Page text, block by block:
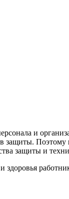
и
защиты. Поэтому
защиты и
здоровья